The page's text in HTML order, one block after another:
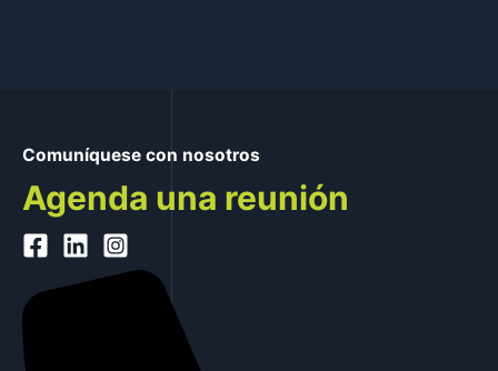
Comuníquese con nosotros
Agenda una reunión